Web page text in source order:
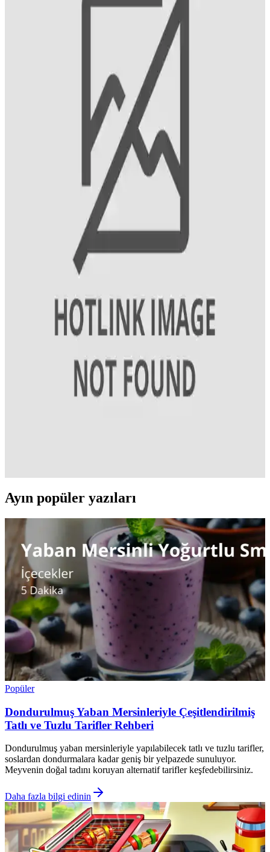
İyot İçeren Besinler ve Süpermarketlerde Bulunan
İyot, tiroid fonksiyonları ve metabolizma için önemli. Deniz
ürünleri, süt, yumurta ve iyotlu tuz gibi besinlerle günlük ihtiyacınızı
İyot Vitamini ve Sağlık Üzerindeki Etkileri: Günlük
Alım ve Kaynaklar
İyot, tiroid fonksiyonları ve beyin gelişimi için kritik öneme sahip
mineral. Günlük ihtiyaç ve doğal kaynaklar hakkında bilgiler içerir.
İyotun Önemi ve İyot İçeren Besinler: Tiroid Sağlığı
İyot, tiroid hormonlarının üretimi için hayati öneme sahiptir. Deniz
ürünleri ve iyotlu tuz, iyotun başlıca kaynaklarıdır. Ayrıca E vitamini
ve B9 vitamini sağlıklı metabolizma ve gelişim için gereklidir.
İyotun Tiroid Sağlığı ve Günlük İhtiyaçlardaki
Rolü: Kullanımı ve Önemi
İyot, tiroid hormonlarının üretiminde kritik bir mineraldir. Günlük
gereklidir. Eksikliği guatr ve nörolojik sorunlara yol açabilir.
İyot Takviyesi Seçimi Rehberi: Sağlıklı Tiroid
Fonksiyonları İçin Doğru Tercih
İyot, tiroid hormonları için önemli bir mineraldir. Doğru doz ve
güvenilir markalarla yapılan takviyeler, tiroid sağlığını destekler ve
Ayın popüler yazıları
Popüler
Dondurulmuş Yaban Mersinleriyle Çeşitlendirilmiş
Tatlı ve Tuzlu Tarifler Rehberi
Dondurulmuş yaban mersinleriyle yapılabilecek tatlı ve tuzlu tarifler,
soslardan dondurmalara kadar geniş bir yelpazede sunuluyor.
Meyvenin doğal tadını koruyan alternatif tarifler keşfedebilirsiniz.
Daha fazla bilgi edinin